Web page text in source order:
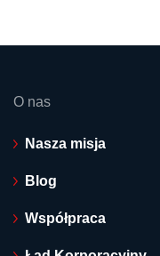
O nas
Nasza misja
Blog
Współpraca